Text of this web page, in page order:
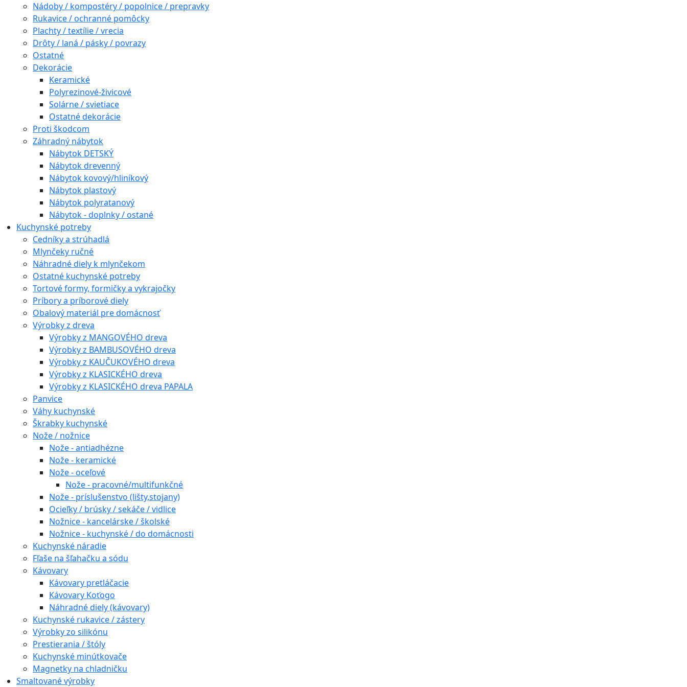
Nádoby / kompostéry / popolnice / prepravky
Rukavice / ochranné pomôcky
Plachty / textílie / vrecia
Drôty / laná / pásky / povrazy
Ostatné
Dekorácie
Keramické
Polyrezinové-živicové
Solárne / svietiace
Ostatné dekorácie
Proti škodcom
Záhradný nábytok
Nábytok DETSKÝ
Nábytok drevenný
Nábytok kovový/hliníkový
Nábytok plastový
Nábytok polyratanový
Nábytok - doplnky / ostané
Kuchynské potreby
Cedníky a strúhadlá
Mlynčeky ručné
Náhradné diely k mlynčekom
Ostatné kuchynské potreby
Tortové formy, formičky a vykrajočky
Príbory a príborové diely
Obalový materiál pre domácnosť
Výrobky z dreva
Výrobky z MANGOVÉHO dreva
Výrobky z BAMBUSOVÉHO dreva
Výrobky z KAUČUKOVÉHO dreva
Výrobky z KLASICKÉHO dreva
Výrobky z KLASICKÉHO dreva PAPALA
Panvice
Váhy kuchynské
Škrabky kuchynské
Nože / nožnice
Nože - antiadhézne
Nože - keramické
Nože - oceľové
Nože - pracovné/multifunkčné
Nože - príslušenstvo (lišty,stojany)
Ocieľky / brúsky / sekáče / vidlice
Nožnice - kancelárske / školské
Nožnice - kuchynské / do domácnosti
Kuchynské náradie
Fľaše na šľahačku a sódu
Kávovary
Kávovary pretláčacie
Kávovary Koťogo
Náhradné diely (kávovary)
Kuchynské rukavice / zástery
Výrobky zo silikónu
Prestierania / štóly
Kuchynské minútkovače
Magnetky na chladničku
Smaltované výrobky